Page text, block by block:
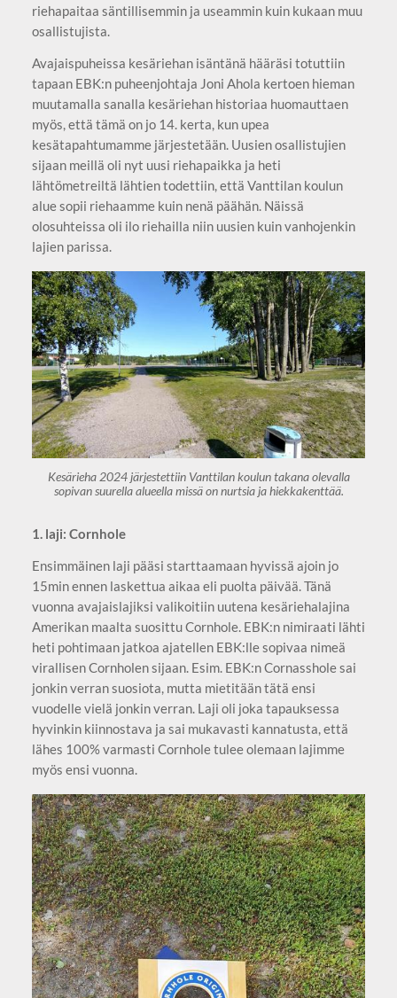
riehapaitaa säntillisemmin ja useammin kuin kukaan muu
osallistujista.
Avajaispuheissa kesäriehan isäntänä hääräsi totuttiin
tapaan EBK:n puheenjohtaja Joni Ahola kertoen hieman
muutamalla sanalla kesäriehan historiaa huomauttaen
myös, että tämä on jo 14. kerta, kun upea
kesätapahtumamme järjestetään. Uusien osallistujien
sijaan meillä oli nyt uusi riehapaikka ja heti
lähtömetreiltä lähtien todettiin, että Vanttilan koulun
alue sopii riehaamme kuin nenä päähän. Näissä
olosuhteissa oli ilo riehailla niin uusien kuin vanhojenkin
lajien parissa.
Kesärieha 2024 järjestettiin Vanttilan koulun takana olevalla
sopivan suurella alueella missä on nurtsia ja hiekkakenttää.
1. laji: Cornhole
Ensimmäinen laji pääsi starttaamaan hyvissä ajoin jo
15min ennen laskettua aikaa eli puolta päivää. Tänä
vuonna avajaislajiksi valikoitiin uutena kesäriehalajina
Amerikan maalta suosittu Cornhole. EBK:n nimiraati lähti
heti pohtimaan jatkoa ajatellen EBK:lle sopivaa nimeä
virallisen Cornholen sijaan. Esim. EBK:n Cornasshole sai
jonkin verran suosiota, mutta mietitään tätä ensi
vuodelle vielä jonkin verran. Laji oli joka tapauksessa
hyvinkin kiinnostava ja sai mukavasti kannatusta, että
lähes 100% varmasti Cornhole tulee olemaan lajimme
myös ensi vuonna.